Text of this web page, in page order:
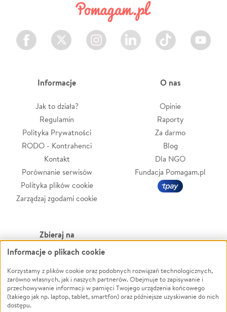
Facebook Twitter Instagram LinkedIn TikTok Youtube
Informacje
Jak to działa?
Regulamin
Polityka Prywatności
RODO - Kontrahenci
Kontakt
Porównanie serwisów
Polityka plików cookie
Zarządzaj zgodami cookie
O nas
Opinie
Raporty
Za darmo
Blog
Dla NGO
Fundacja Pomagam.pl
Zbieraj na
Leczenie
Zwierzęta
Pożar
Ukraina
Powódź
Wichura
NGO
Informacje o plikach cookie
Korzystamy z plików cookie oraz podobnych rozwiązań technologicznych,
zarówno własnych, jak i naszych partnerów. Obejmuje to zapisywanie i
przechowywanie informacji w pamięci Twojego urządzenia końcowego
(takiego jak np. laptop, tablet, smartfon) oraz późniejsze uzyskiwanie do nich
dostępu.